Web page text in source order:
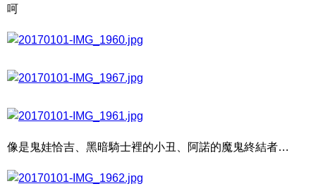
呵
像是鬼娃恰吉、黑暗騎士裡的小丑、阿諾的魔鬼終結者…